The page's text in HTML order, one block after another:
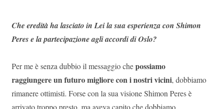
Che eredità ha lasciato in Lei la sua esperienza con Shimon
Peres e la partecipazione agli accordi di Oslo?
Per me è senza dubbio il messaggio chepossiamo
raggiungere un futuro migliore con i nostri vicini, dobbiamo
rimanere ottimisti. Forse con la sua visione Shimon Peres è
arrivato troppo presto, ma aveva capito che dobbiamo